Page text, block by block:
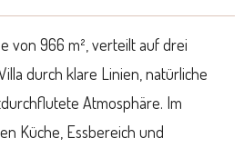
von 966 m², verteilt auf drei
durch klare Linien, natürliche
Atmosphäre. Im
Küche, Essbereich und